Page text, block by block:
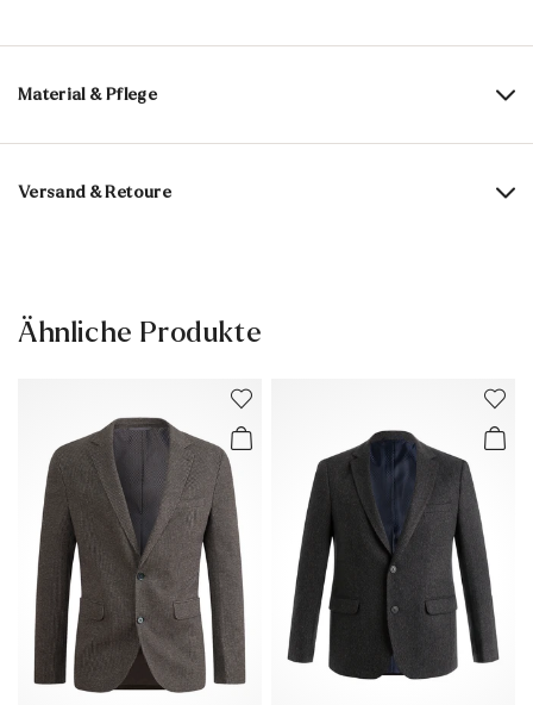
Material & Pflege
Obermaterial: Textil
Futter:
Versand & Retoure
Kostenlose Lieferung in die Filiale
Kundenservice - Kontaktformular
Weitere Informationen zum Thema findest Du im Bereich
Versand und Rücksendung.
Häufig gestellte Fragen.
Ähnliche Produkte